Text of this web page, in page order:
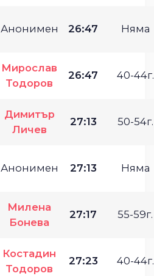
Анонимен 26:47 Няма
Мирослав
Тодоров
26:47 40-44г.
Димитър
Личев
27:13 50-54г.
Анонимен 27:13 Няма
Милена
Бонева
27:17 55-59г.
Костадин
Тодоров
27:23 40-44г.